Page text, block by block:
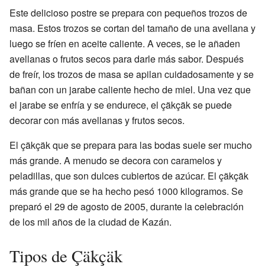
Este delicioso postre se prepara con pequeños trozos de
masa. Estos trozos se cortan del tamaño de una avellana y
luego se fríen en aceite caliente. A veces, se le añaden
avellanas o frutos secos para darle más sabor. Después
de freír, los trozos de masa se apilan cuidadosamente y se
bañan con un jarabe caliente hecho de miel. Una vez que
el jarabe se enfría y se endurece, el çäkçäk se puede
decorar con más avellanas y frutos secos.
El çäkçäk que se prepara para las bodas suele ser mucho
más grande. A menudo se decora con caramelos y
peladillas, que son dulces cubiertos de azúcar. El çäkçäk
más grande que se ha hecho pesó 1000 kilogramos. Se
preparó el 29 de agosto de 2005, durante la celebración
de los mil años de la ciudad de Kazán.
Tipos de Çäkçäk